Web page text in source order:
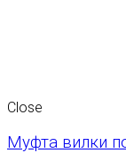
Close
Муфта вилки